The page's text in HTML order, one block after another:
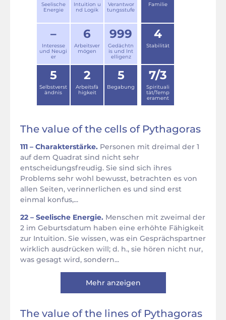
Seelische
Energie
Intuition u
nd Logik
Verantwor
tungsstufe
–
Interesse
und Neugi
er
6
Arbeitsver
mögen
999
Gedächtn
is und Int
elligenz
Familie
4
Stabilität
5
Selbstverst
ändnis
2
Arbeitsfä
higkeit
5
Begabung
7/3
Spirituali
tät/Temp
erament
The value of the cells of Pythagoras
111 – Charakterstärke. Personen mit dreimal der 1
auf dem Quadrat sind nicht sehr
entscheidungsfreudig. Sie sind sich ihres
Problems sehr wohl bewusst, betrachten es von
allen Seiten, verinnerlichen es und sind erst
einmal konfus,...
22 – Seelische Energie. Menschen mit zweimal der
2 im Geburtsdatum haben eine erhöhte Fähigkeit
zur Intuition. Sie wissen, was ein Gesprächspartner
wirklich ausdrücken will; d. h., sie hören nicht nur,
was gesagt wird, sondern...
Mehr anzeigen
The value of the lines of Pythagoras